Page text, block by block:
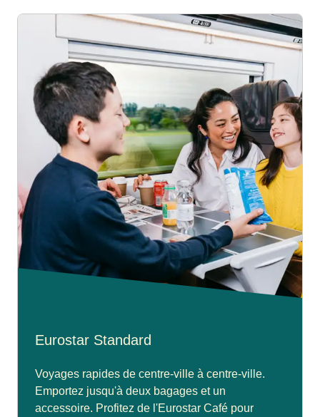
Eurostar Standard
Voyages rapides de centre-ville à centre-ville.
Emportez jusqu'à deux bagages et un
accessoire. Profitez de l'Eurostar Café pour